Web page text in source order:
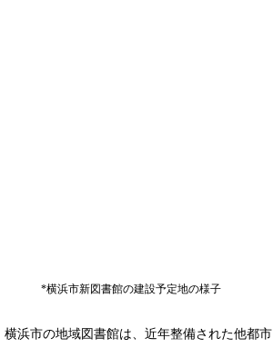
*横浜市新図書館の建設予定地の様子
横浜市の地域図書館は、近年整備された他都市